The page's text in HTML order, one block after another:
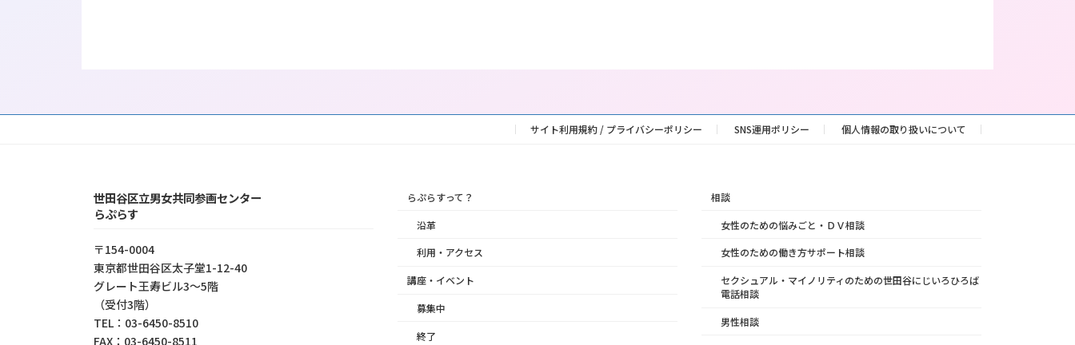
サイト利用規約 / プライバシーポリシー SNS運用ポリシー 個人情報の取り扱いについて
世田谷区立男女共同参画センター
らぷらす
〒154-0004
東京都世⽥⾕区太⼦堂1-12-40
グレート王寿ビル3～5階
（受付3階）
TEL：03-6450-8510
FAX：03-6450-8511
らぷらすって？
沿革
利用・アクセス
講座・イベント
募集中
終了
相談
女性のための悩みごと・ＤＶ相談
女性のための働き方サポート相談
セクシュアル・マイノリティのための世田谷にじいろひろば
電話相談
男性相談